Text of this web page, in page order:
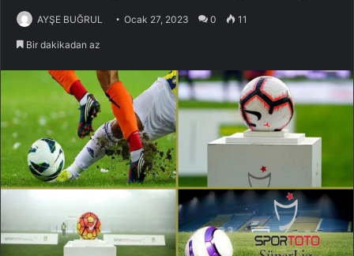
AYŞE BUĞRUL Ocak 27, 2023 0 11
Bir dakikadan az